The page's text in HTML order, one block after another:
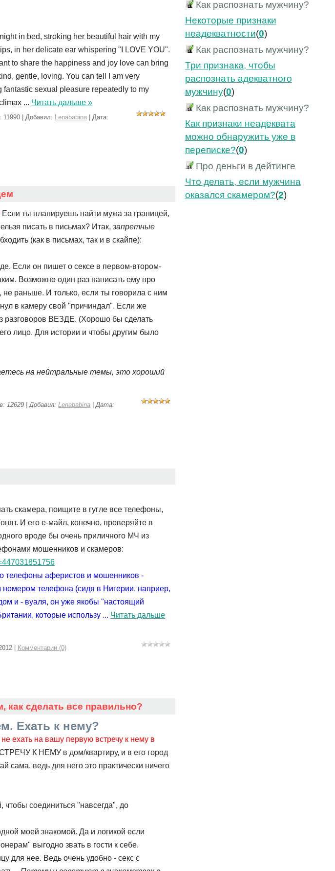
in bed, stroking her beautiful hair with my
in her delicate ear whispering "I LOVE YOU".
to share the happiness and joy love can bring
gentle, loving. You can tell I am very
sexual pleasure repeatedly to my
... Читать дальше »
11990 | Добавил: Lenababina | Дата:
Если ты планируешь найти мужа за границей,
писать в письмах? Итак, запретные
(как в письмах, так и в скайпе):
Если он пишет о сексе в первом-втором-
Возможно один раз написать ему про
раньше. И только, если ты говорила с ним
в камеру свой "причиндал". Если же
разговоров ВЕЗДЕ. (Хорошо бы сделать
лицо. Для истории и чтобы другим было
на нейтральные темы, это хороший
12629 | Добавил: Lenababina | Дата:
скамера, поищите в гугле все телефоны,
И его е-майл, конечно, проверяйте в
вроде бы очень приличного МЧ из
мошенников и скамеров:
телефоны аферистов и мошенников -
телефона (сидя в Нигерии, наприер,
и - вуаля, он уже якобы "настоящий
которые использу ... Читать дальше
Комментарии (0)
как сделать все правильно?
Ехать к нему?
не ехать на вашу первую встречу к нему в
К НЕМУ в дом/квартиру, и в его город
сама, ведь для него это практически ничего
соединиться "навсегда", до
моей знакомой. Да и логикой если
выгодно звать в гости к себе.
для нее. Ведь очень удобно - секс с
Как распознать мужчину?
Некоторые признаки
неадекватности(0)
Как распознать мужчину?
Три признака, чтобы
распознать адекватного
мужчину(0)
Как распознать мужчину?
Как признаки неадеквата
можно обнаружить уже в
переписке?(0)
Про деньги в дейтинге
Что делать, если мужчина
оказался скамером?(2)